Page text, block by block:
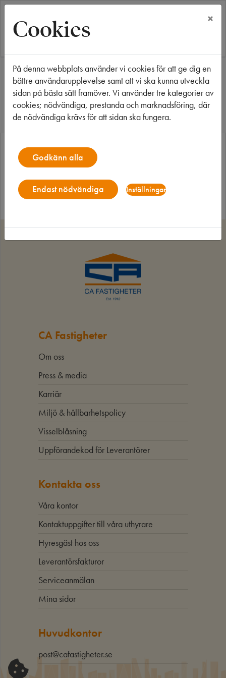
Start Objektsdetalj
Objektsdetalj
Objektet kan ej visas
bero på att det inte längre finns tillgängligt att söka.
CA Fastigheter
Om oss
Press & media
Karriär
Miljö & hållbarhetspolicy
Visselblåsning
Uppförandekod för Leverantörer
Kontakta oss
Våra kontor
Kontaktuppgifter till våra uthyrare
Hyresgäst hos oss
Leverantörsfakturor
Serviceanmälan
Mina sidor
Huvudkontor
post@cafastigheter.se
Cookies ×
På denna webbplats använder vi cookies för att ge dig en
bättre användarupplevelse samt att vi ska kunna utveckla
sidan på bästa sätt framöver. Vi använder tre kategorier av
cookies; nödvändiga, prestanda och marknadsföring, där
de nödvändiga krävs för att sidan ska fungera.
Godkänn alla
Endast nödvändiga Inställningar